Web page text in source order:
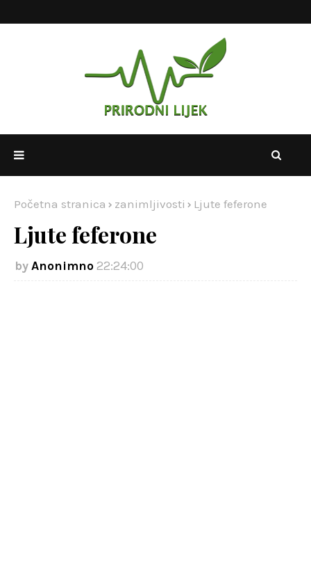
Početna stranica zanimljivosti Ljute feferone
Ljute feferone
Anonimno22:24:00